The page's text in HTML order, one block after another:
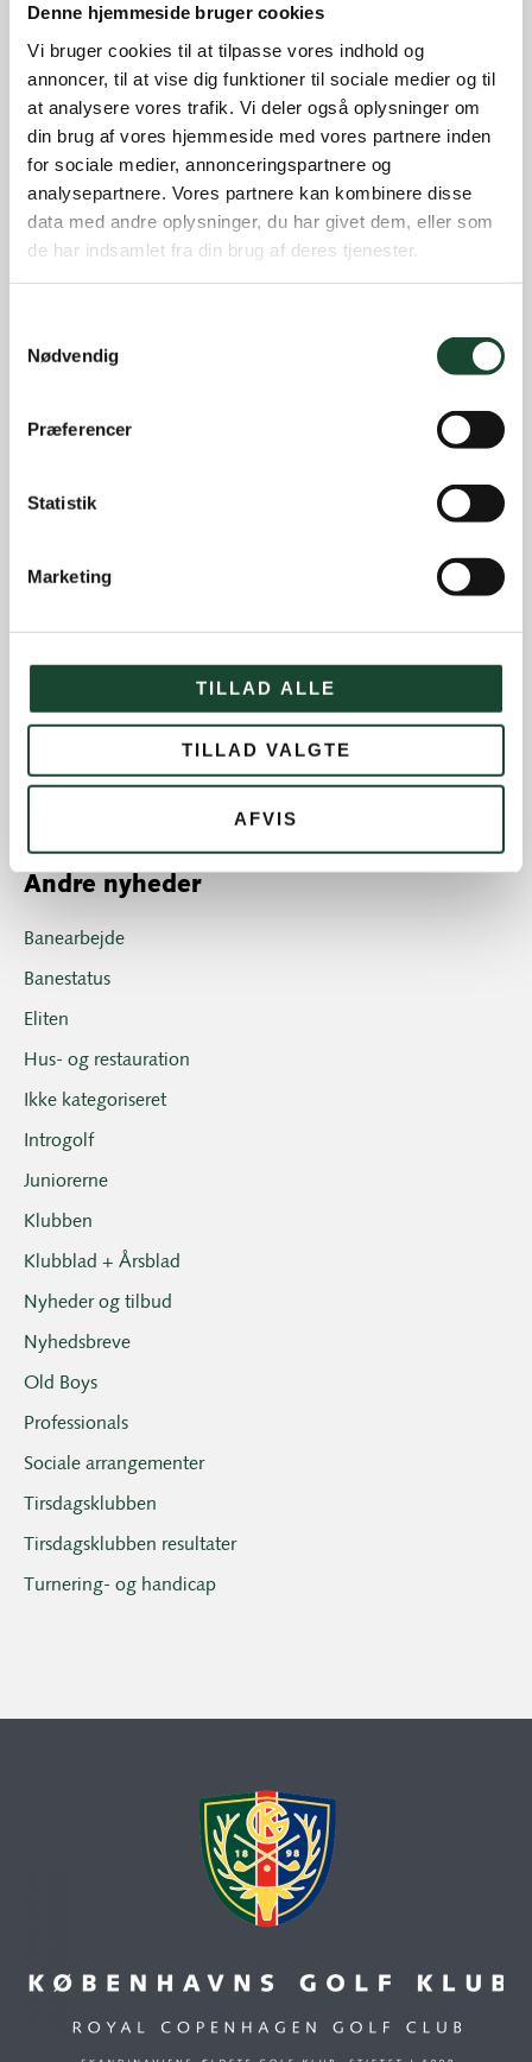
Denne hjemmeside bruger cookies
Vi bruger cookies til at tilpasse vores indhold og
annoncer, til at vise dig funktioner til sociale medier og til
at analysere vores trafik. Vi deler også oplysninger om
din brug af vores hjemmeside med vores partnere inden
for sociale medier, annonceringspartnere og
analysepartnere. Vores partnere kan kombinere disse
data med andre oplysninger, du har givet dem, eller som
de har indsamlet fra din brug af deres tjenester.
Nødvendig
Præferencer
Statistik
Marketing
TILLAD ALLE
TILLAD VALGTE
AFVIS
Andre nyheder
Banearbejde
Banestatus
Eliten
Hus- og restauration
Ikke kategoriseret
Introgolf
Juniorerne
Klubben
Klubblad + Årsblad
Nyheder og tilbud
Nyhedsbreve
Old Boys
Professionals
Sociale arrangementer
Tirsdagsklubben
Tirsdagsklubben resultater
Turnering- og handicap